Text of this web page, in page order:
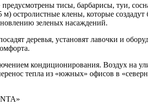
тисы, барбарисы, туи,
остролистные клены, которые
зеленых насаждений.
деревья, установят лавочки и
кондиционирования. Воздух на
тепла из «южных» офисов в